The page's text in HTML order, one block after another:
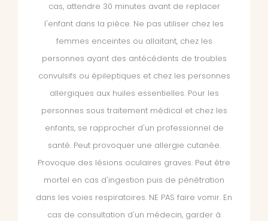
cas, attendre 30 minutes avant de replacer
l'enfant dans la pièce. Ne pas utiliser chez les
femmes enceintes ou allaitant, chez les
personnes ayant des antécédents de troubles
convulsifs ou épileptiques et chez les personnes
allergiques aux huiles essentielles. Pour les
personnes sous traitement médical et chez les
enfants, se rapprocher d'un professionnel de
santé. Peut provoquer une allergie cutanée.
Provoque des lésions oculaires graves. Peut être
mortel en cas d'ingestion puis de pénétration
dans les voies respiratoires. NE PAS faire vomir. En
cas de consultation d'un médecin, garder à